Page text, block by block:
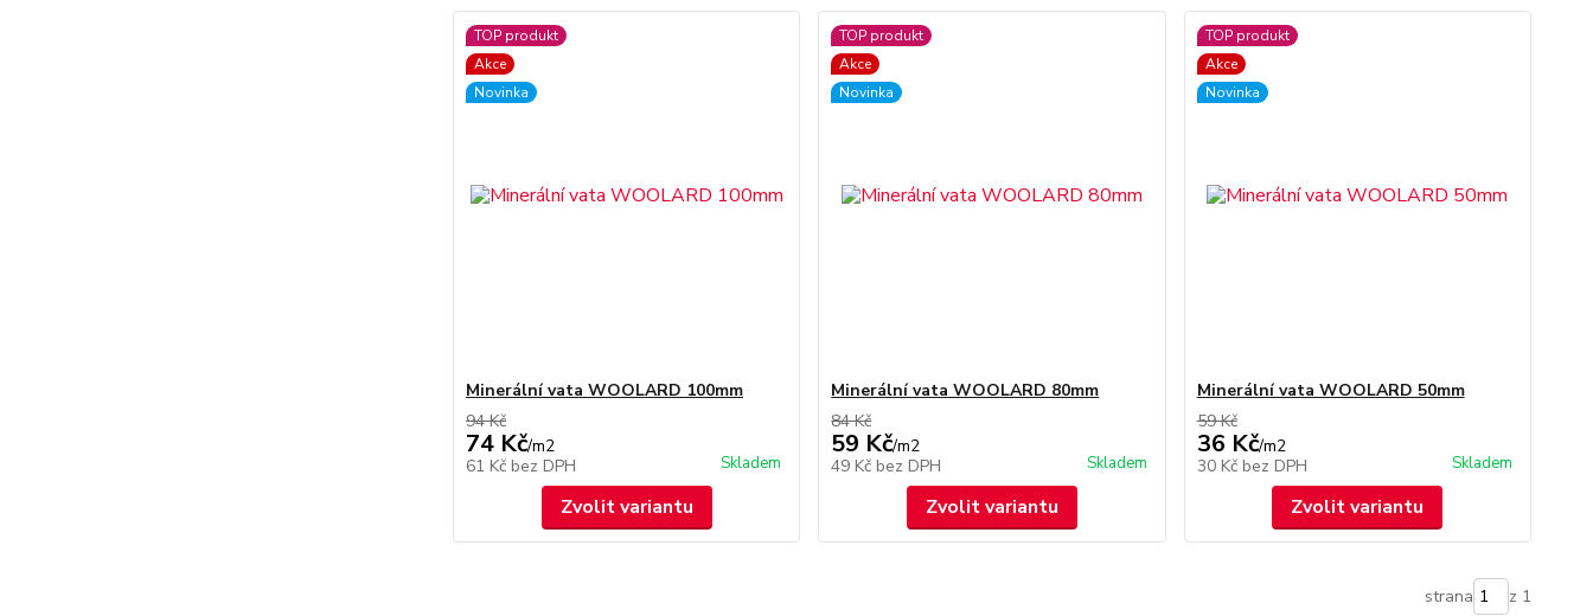
TOP produkt
Akce
Novinka
Minerální vata WOOLARD 100mm
94 Kč
74 Kč/m2
61 Kč bez DPH Skladem
Zvolit variantu
TOP produkt
Akce
Novinka
Minerální vata WOOLARD 80mm
84 Kč
59 Kč/m2
49 Kč bez DPH Skladem
Zvolit variantu
TOP produkt
Akce
Novinka
Minerální vata WOOLARD 50mm
59 Kč
36 Kč/m2
30 Kč bez DPH Skladem
Zvolit variantu
strana z 1